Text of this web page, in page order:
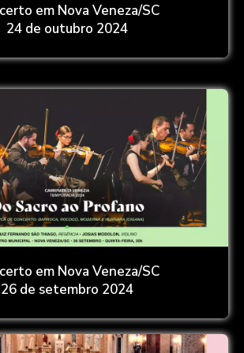
em Nova Veneza/SC
24 de outubro 2024
em Nova Veneza/SC
26 de setembro 2024